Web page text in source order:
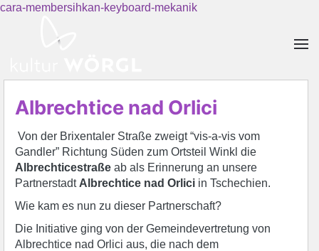
cara-membersihkan-keyboard-mekanik
Albrechtice nad Orlici
Von der Brixentaler Straße zweigt “vis-a-vis vom
Gandler” Richtung Süden zum Ortsteil Winkl die
Albrechticestraße ab als Erinnerung an unsere
Partnerstadt Albrechtice nad Orlici in Tschechien.
Wie kam es nun zu dieser Partnerschaft?
Die Initiative ging von der Gemeindevertretung von
Albrechtice nad Orlici aus, die nach dem